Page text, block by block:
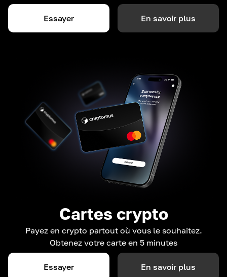
Essayer En savoir plus
Cartes crypto
Payez en crypto partout où vous le souhaitez.
Obtenez votre carte en 5 minutes
Essayer En savoir plus